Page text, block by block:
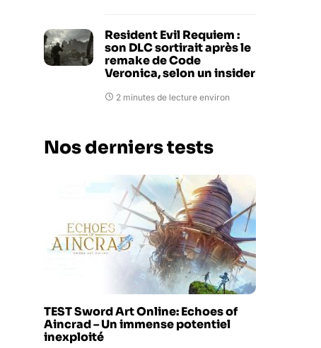
Resident Evil Requiem :
son DLC sortirait après le
remake de Code
Veronica, selon un insider
2 minutes de lecture environ
Nos derniers tests
TEST Sword Art Online: Echoes of
Aincrad – Un immense potentiel
inexploité